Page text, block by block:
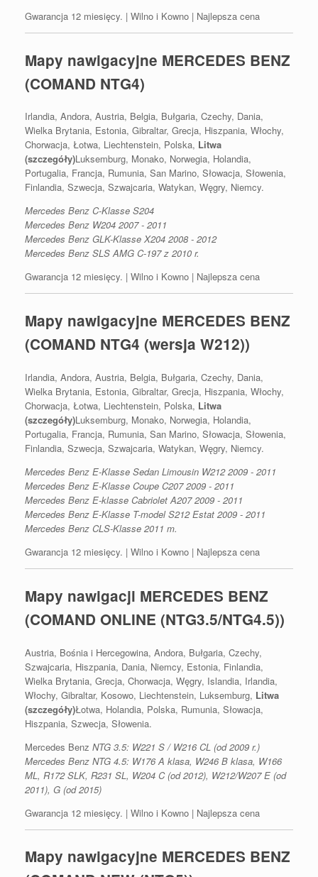
Gwarancja 12 miesięcy. | Wilno i Kowno | Najlepsza cena
Mapy nawigacyjne MERCEDES BENZ
(COMAND NTG4)
Irlandia, Andora, Austria, Belgia, Bułgaria, Czechy, Dania,
Wielka Brytania, Estonia, Gibraltar, Grecja, Hiszpania, Włochy,
Chorwacja, Łotwa, Liechtenstein, Polska, Litwa
(szczegóły)Luksemburg, Monako, Norwegia, Holandia,
Portugalia, Francja, Rumunia, San Marino, Słowacja, Słowenia,
Finlandia, Szwecja, Szwajcaria, Watykan, Węgry, Niemcy.
Mercedes Benz C-Klasse S204
Mercedes Benz W204 2007 - 2011
Mercedes Benz GLK-Klasse X204 2008 - 2012
Mercedes Benz SLS AMG C-197 z 2010 r.
Gwarancja 12 miesięcy. | Wilno i Kowno | Najlepsza cena
Mapy nawigacyjne MERCEDES BENZ
(COMAND NTG4 (wersja W212))
Irlandia, Andora, Austria, Belgia, Bułgaria, Czechy, Dania,
Wielka Brytania, Estonia, Gibraltar, Grecja, Hiszpania, Włochy,
Chorwacja, Łotwa, Liechtenstein, Polska, Litwa
(szczegóły)Luksemburg, Monako, Norwegia, Holandia,
Portugalia, Francja, Rumunia, San Marino, Słowacja, Słowenia,
Finlandia, Szwecja, Szwajcaria, Watykan, Węgry, Niemcy.
Mercedes Benz E-Klasse Sedan Limousin W212 2009 - 2011
Mercedes Benz E-Klasse Coupe C207 2009 - 2011
Mercedes Benz E-klasse Cabriolet A207 2009 - 2011
Mercedes Benz E-Klasse T-model S212 Estat 2009 - 2011
Mercedes Benz CLS-Klasse 2011 m.
Gwarancja 12 miesięcy. | Wilno i Kowno | Najlepsza cena
Mapy nawigacji MERCEDES BENZ
(COMAND ONLINE (NTG3.5/NTG4.5))
Austria, Bośnia i Hercegowina, Andora, Bułgaria, Czechy,
Szwajcaria, Hiszpania, Dania, Niemcy, Estonia, Finlandia,
Wielka Brytania, Grecja, Chorwacja, Węgry, Islandia, Irlandia,
Włochy, Gibraltar, Kosowo, Liechtenstein, Luksemburg, Litwa
(szczegóły)Łotwa, Holandia, Polska, Rumunia, Słowacja,
Hiszpania, Szwecja, Słowenia.
Mercedes Benz NTG 3.5: W221 S / W216 CL (od 2009 r.)
Mercedes Benz NTG 4.5: W176 A klasa, W246 B klasa, W166
ML, R172 SLK, R231 SL, W204 C (od 2012), W212/W207 E (od
2011), G (od 2015)
Gwarancja 12 miesięcy. | Wilno i Kowno | Najlepsza cena
Mapy nawigacyjne MERCEDES BENZ